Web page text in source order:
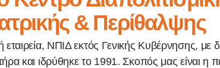
& Περίθαλψης
ΝΠΙΔ εκτός Γενικής Κυβέρνησης, με
και ιδρύθηκε το 1991. Σκοπός μας είναι η